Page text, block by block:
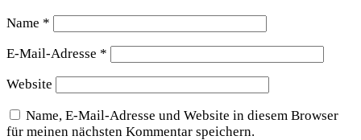
Name *
E-Mail-Adresse *
Website
Name, E-Mail-Adresse und Website in diesem Browser
für meinen nächsten Kommentar speichern.